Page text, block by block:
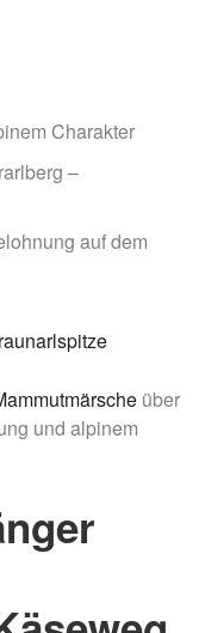
Charakter
–
auf dem
über
und alpinem